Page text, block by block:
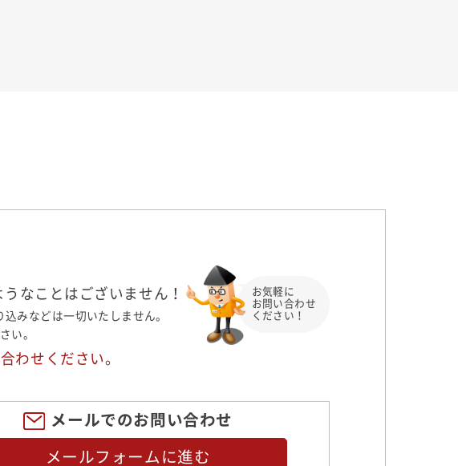
うなことはございません！
込みなどは一切いたしません。
い。
お気軽に
お問い合わせ
ください！
わせください。
メールでのお問い合わせ
メールフォームに進む